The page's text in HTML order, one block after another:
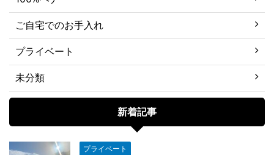
ご自宅でのお手入れ
プライベート
未分類
新着記事
プライベート